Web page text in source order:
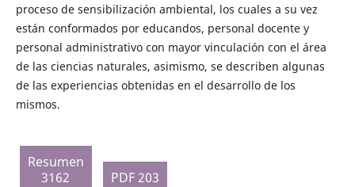
proceso de sensibilización ambiental, los cuales a su vez
están conformados por educandos, personal docente y
personal administrativo con mayor vinculación con el área
de las ciencias naturales, asimismo, se describen algunas
de las experiencias obtenidas en el desarrollo de los
mismos.
Resumen
3162
PDF 203